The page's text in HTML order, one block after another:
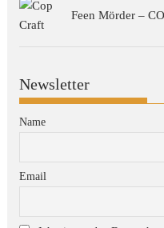
Feen Mörder –
Newsletter
Name
Email